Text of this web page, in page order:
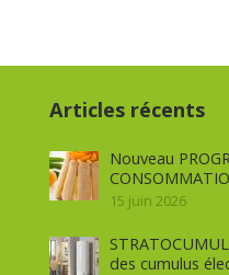
Articles récents
Nouveau
15 juin 2026
des cumulus